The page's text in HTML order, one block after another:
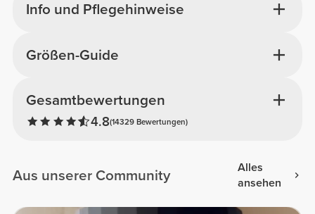
Info und Pflegehinweise
Gesamtbewertungen
4.8(14329 Bewertungen)
Größen-Guide
Aus unserer Community
Alles
ansehen